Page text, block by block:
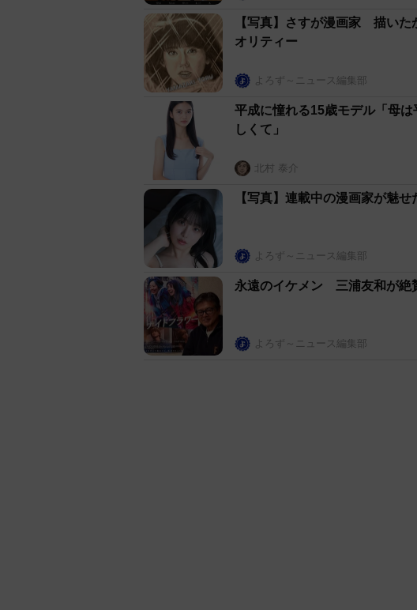
【写真】さすが漫画家 描い
オリティー
よろず～ニュース編集部
平成に憧れる15歳モデル「母
しくて」
北村 泰介
【写真】連載中の漫画家が魅
よろず～ニュース編集部
永遠のイケメン 三浦友和が絶
よろず～ニュース編集部